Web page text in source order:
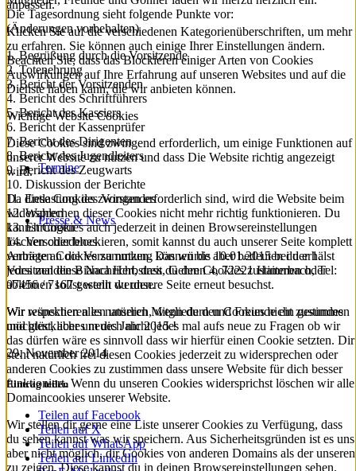
anpassen.
Klicken Sie auf die verschiedenen Kategorienüberschriften, um mehr
zu erfahren. Sie können auch einige Ihrer Einstellungen ändern.
Beachten Sie, dass das Blockieren einiger Arten von Cookies
Auswirkungen auf Ihre Erfahrung auf unseren Websites und auf die
Dienste haben kann, die wir anbieten können.
Wichtige Website Cookies
Diese Cookies sind zwingend erforderlich, um einige Funktionen auf
unserer Website zu nutzen und dass Die Website richtig angezeigt
wird.
Da diese Cookies zwingen erforderlich sind, wird die Website beim
widersprechen dieser Cookies nicht mehr richtig funktionieren. Du
kannst Cookies auch jederzeit in deinen Browsereinstellungen
löschen oder blockieren, somit kannst du auch unserer Seite komplett
verbieten Cookies zu nutzen. Das würde aber bedeuten du erhälst
jedes mal diese Nachricht, dass du den Cookies zustimmen oder
ablehnen sollst wenn du unsere Seite erneut besuchst.
Wir respektieren es natürlich, wenn du den Cookies nicht zustimmen
möchtest, aber um dich nicht jedes mal aufs neue zu Fragen ob wir
das dürfen wäre es sinnvoll dass wir hierfür einen Cookie setzten. Dir
steht natürlich frei diesen Cookies jederzeit zu widersprechen oder
anderen Cookies zu zustimmen dass unsere Website für dich besser
funktioniert. Wenn du unseren Cookies widersprichst löschen wir alle
Domaincookies unserer Website.
Wir stellen dir gerne eine Liste unserer Cookies zu Verfügung, dass
du sehen kannst was wir speichern. Aus Sicherheitsgründen ist es uns
aber nicht möglich, dir Cookies von anderen Domains als der unseren
zu zeigen. Diese kannst du in deinen Browsereinstellungen sehen.
Termine
Presse & News
Die Tagesordnung sieht folgende Punkte vor:
(Änderungen vorbehalten)
1. Begrüßung durch die Vorsitzende
2. Totenehrung
3. Bericht der Vorsitzenden
4. Bericht des Schriftführers
5. Bericht des Kassiers
6. Bericht der Kassenprüfer
7. Bericht des Dirigenten
8. Bericht des Jugendleiters
9. Bericht des Zeugwarts
10. Diskussion der Berichte
11. Entlastung des Vorstandes
12. Wahlen
13. Ehrungen
14. Verschiedenes
Anträge an die Versammlung können bis 10.01.2015 bei der 1.
Vorsitzenden Bianca Herbstreit, Gehren 4, 72221 Haiterbach, Tel:
07456 / 7167 gestellt werden.
Wir wünschen allen unseren Mitgliedern und Freunde ein gesundes
und glückliches neues Jahr 2015 !
29. November 2014
Eintrag teilen
Teilen auf Facebook
Teilen auf X
Teilen auf WhatsApp
Teilen auf LinkedIn